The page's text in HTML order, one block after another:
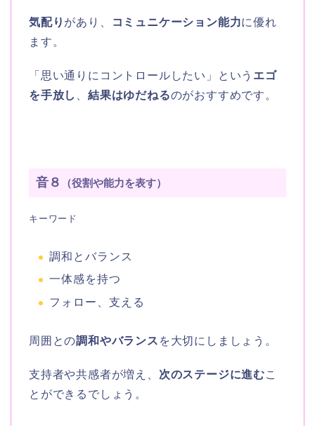
気配り があり、 コミュニケーション能力に優れ
ます。
「思い通りにコントロールしたい」という エゴ
を手放し
、結果はゆだねるのがおすすめです。
音８ （役割や能力を表す）
キーワード
調和とバランス
一体感を持つ
フォロー、支える
周囲との調和やバランス を大切にしましょう。
支持者や共感者が増え、 次のステージに進むこ
とができるでしょう。